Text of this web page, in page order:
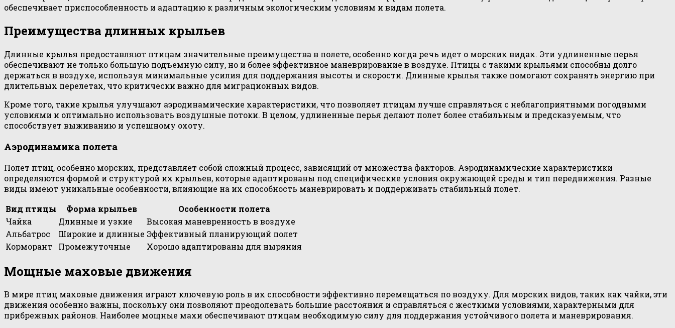
обеспечивает приспособленность и адаптацию к различным экологическим условиям и видам полета.
Преимущества длинных крыльев
Длинные крылья предоставляют птицам значительные преимущества в полете, особенно когда речь идет о морских видах. Эти удлиненные перья
обеспечивают не только большую подъемную силу, но и более эффективное маневрирование в воздухе. Птицы с такими крыльями способны долго
держаться в воздухе, используя минимальные усилия для поддержания высоты и скорости. Длинные крылья также помогают сохранять энергию при
длительных перелетах, что критически важно для миграционных видов.
Кроме того, такие крылья улучшают аэродинамические характеристики, что позволяет птицам лучше справляться с неблагоприятными погодными
условиями и оптимально использовать воздушные потоки. В целом, удлиненные перья делают полет более стабильным и предсказуемым, что
способствует выживанию и успешному охоту.
Аэродинамика полета
Полет птиц, особенно морских, представляет собой сложный процесс, зависящий от множества факторов. Аэродинамические характеристики
определяются формой и структурой их крыльев, которые адаптированы под специфические условия окружающей среды и тип передвижения. Разные
виды имеют уникальные особенности, влияющие на их способность маневрировать и поддерживать стабильный полет.
Вид птицы
Форма крыльев
Особенности полета
Чайка
Длинные и узкие
Высокая маневренность в воздухе
Альбатрос
Широкие и длинные Эффективный планирующий полет
Корморант
Промежуточные Хорошо адаптированы для ныряния
Мощные маховые движения
В мире птиц маховые движения играют ключевую роль в их способности эффективно перемещаться по воздуху. Для морских видов, таких как чайки, эти
движения особенно важны, поскольку они позволяют преодолевать большие расстояния и справляться с жесткими условиями, характерными для
прибрежных районов. Наиболее мощные махи обеспечивают птицам необходимую силу для поддержания устойчивого полета и маневрирования.